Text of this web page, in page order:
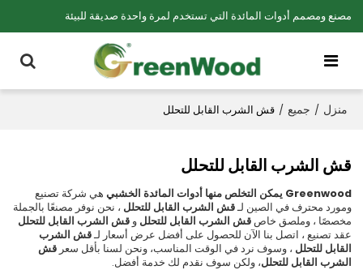
مصنع ومصمم أدوات المائدة التي تستخدم لمرة واحدة صديقة للبيئة
منزل / جميع / قش الشرب القابل للتحلل
قش الشرب القابل للتحلل
Greenwood يمكن التخلص منها أدوات المائدة الخشبي
هي شركة تصنيع
ومورد محترف في الصين لـقش الشرب القابل للتحلل ، نحن نوفر مصنعًا بالجملة
مخصصًا ، وملصق خاصقش الشرب القابل للتحلل وقش الشرب القابل للتحلل
عقد تصنيع ، اتصل بنا الآن للحصول على أفضل عرض أسعار لـقش الشرب
القابل للتحلل ، وسوف نرد في الوقت المناسب، ونحن لسنا بأقل سعرقش
الشرب القابل للتحلل، ولكن سوف نقدم لك خدمة أفضل.